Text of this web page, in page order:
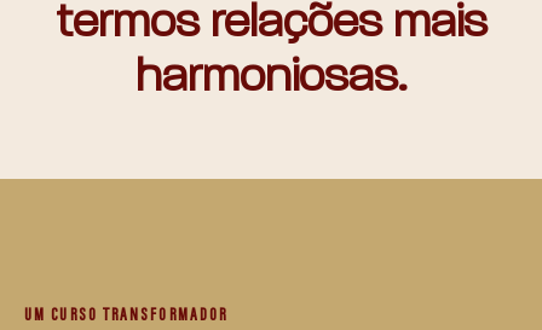
termos relações mais
harmoniosas.
UM CURSO TRANSFORMADOR